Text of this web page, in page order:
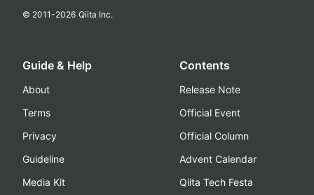
© 2011-2026 Qiita Inc.
Guide & Help
About
Terms
Privacy
Guideline
Media Kit
Contents
Release Note
Official Event
Official Column
Advent Calendar
Qiita Tech Festa